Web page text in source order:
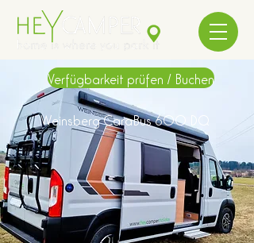
Verfügbarkeit prüfen / Buchen
Weinsberg CaraBus 600 DQ